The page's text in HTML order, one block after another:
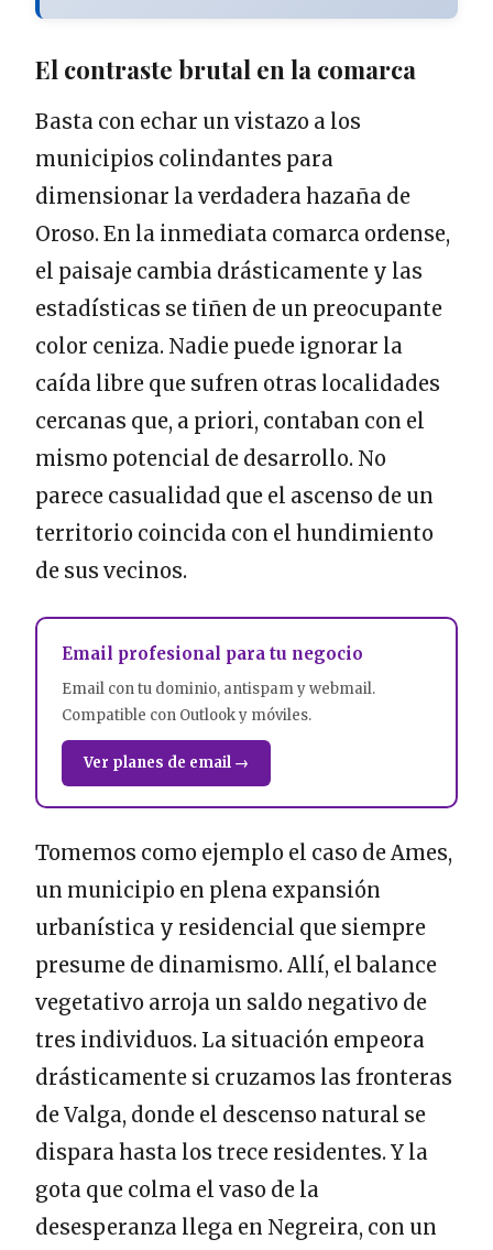
El contraste brutal en la comarca
Basta con echar un vistazo a los
municipios colindantes para
dimensionar la verdadera hazaña de
Oroso. En la inmediata comarca ordense,
el paisaje cambia drásticamente y las
estadísticas se tiñen de un preocupante
color ceniza. Nadie puede ignorar la
caída libre que sufren otras localidades
cercanas que, a priori, contaban con el
mismo potencial de desarrollo. No
parece casualidad que el ascenso de un
territorio coincida con el hundimiento
de sus vecinos.
Email profesional para tu negocio
Email con tu dominio, antispam y webmail.
Compatible con Outlook y móviles.
Ver planes de email →
Tomemos como ejemplo el caso de Ames,
un municipio en plena expansión
urbanística y residencial que siempre
presume de dinamismo. Allí, el balance
vegetativo arroja un saldo negativo de
tres individuos. La situación empeora
drásticamente si cruzamos las fronteras
de Valga, donde el descenso natural se
dispara hasta los trece residentes. Y la
gota que colma el vaso de la
desesperanza llega en Negreira, con un